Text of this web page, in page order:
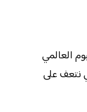
العالمي
نتعف على